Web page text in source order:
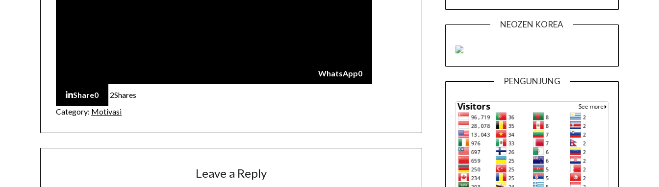
WhatsApp0
Share0 2Shares
Category: Motivasi
Leave a Reply
NEOZEN KOREA
PENGUNJUNG